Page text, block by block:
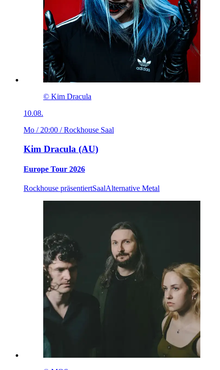
© Kim Dracula
10.08.
Mo / 20:00 / Rockhouse Saal
Kim Dracula (AU)
Europe Tour 2026
Rockhouse präsentiertSaalAlternative Metal